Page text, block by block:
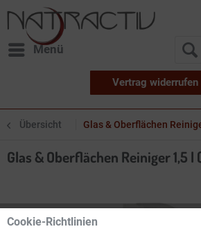
Menü
Vertrag widerrufen
Übersicht Glas & Oberflächen
Glas & Oberflächen Reiniger 1,5
Cookie-Richtlinien